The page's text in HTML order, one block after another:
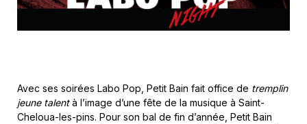
Avec ses soirées Labo Pop, Petit Bain fait office de tremplin
jeune talentà l’image d’une fête de la musique à Saint-
Cheloua-les-pins. Pour son bal de fin d’année, Petit Bain